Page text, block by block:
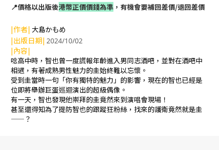
📍價格以出版後港幣正價價錢為準 ，有機會要補回差價/退回差價
|作者| 大島かもめ
|出版日期| 2024/10/02
|內容|
唸高中時，智也曾一度謊報年齡進入男同志酒吧，並對在酒吧中
相遇，有著成熟男性魅力的圭始終難以忘懷。
受到圭當時一句「你有獨特的魅力」的影響，現在的智也已經是
位即將舉辦巨蛋巡迴演出的超級偶像。
有一天，智也發現他崇拜的圭竟然來到演唱會現場！
甚至還得知為了提防智也的跟蹤狂粉絲，找來的護衛竟然就是圭
——？